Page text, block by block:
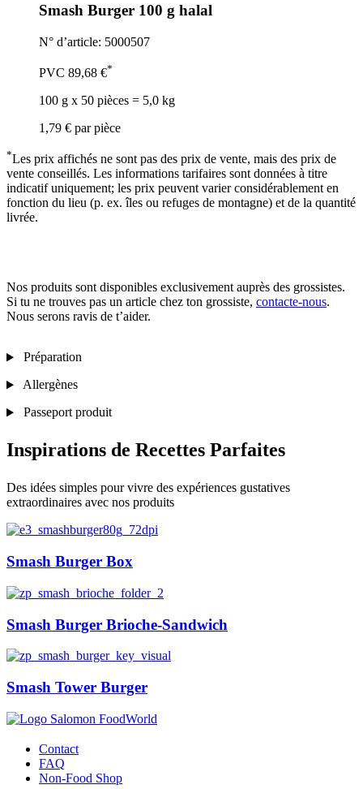
Smash Burger 100 g halal
N° d’article: 5000507
PVC 89,68 €*
100 g x 50 pièces = 5,0 kg
1,79 € par pièce
*Les prix affichés ne sont pas des prix de vente, mais des prix de
vente conseillés. Les informations tarifaires sont données à titre
indicatif uniquement; les prix peuvent varier considérablement en
fonction du lieu (p. ex. îles ou refuges de montagne) et de la quantité
livrée.
Nos produits sont disponibles exclusivement auprès des grossistes.
Si tu ne trouves pas un article chez ton grossiste, contacte-nous.
Nous serons ravis de t’aider.
Préparation
Allergènes
Passeport produit
Inspirations de Recettes Parfaites
Des idées simples pour vivre des expériences gustatives
extraordinaires avec nos produits
Smash Burger Box
Smash Burger Brioche-Sandwich
Smash Tower Burger
Contact
FAQ
Non-Food Shop